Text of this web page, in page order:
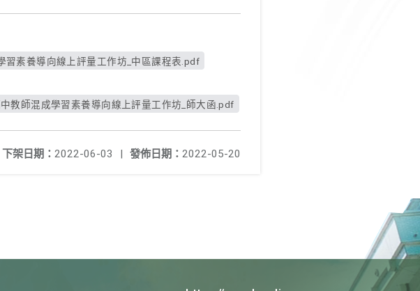
習素養導向線上評量工作坊_中區課程表.pdf
教師混成學習素養導向線上評量工作坊_師大函.pdf
發佈日期： 2022-05-20
下架日期： 2022-06-03 |